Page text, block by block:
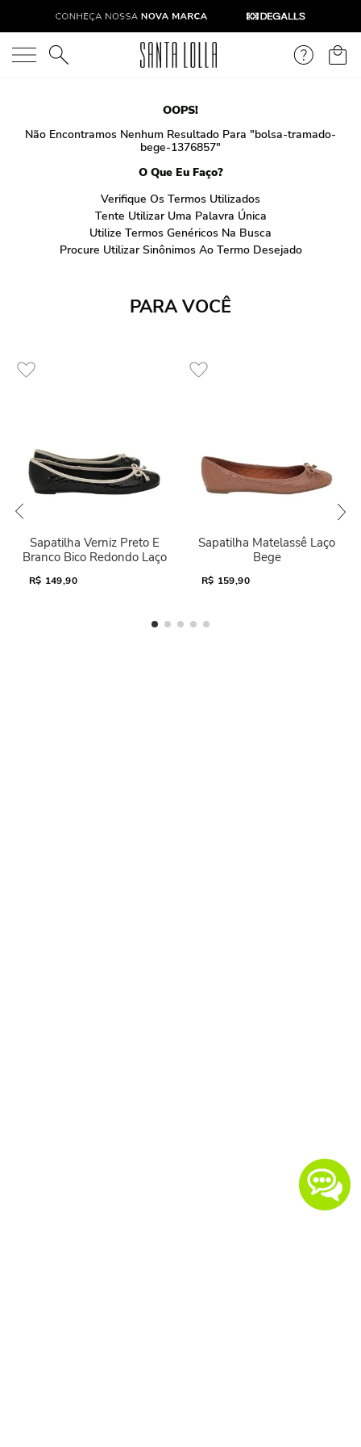
O que você está procurando?
OOPS!
Não Encontramos Nenhum Resultado Para "bolsa-tramado-
bege-1376857"
O Que Eu Faço?
Verifique Os Termos Utilizados
Tente Utilizar Uma Palavra Única
Utilize Termos Genéricos Na Busca
Procure Utilizar Sinônimos Ao Termo Desejado
PARA VOCÊ
Sapatilha Verniz Preto E
Branco Bico Redondo Laço
R$ 149,90
Sapatilha Matelassê Laço
Bege
R$ 159,90